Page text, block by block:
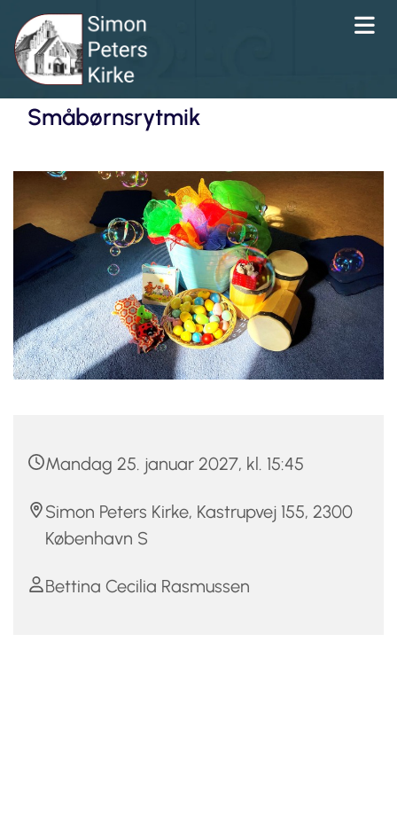
Småbørnsrytmik
Mandag 25. januar 2027, kl. 15:45
Simon Peters Kirke, Kastrupvej 155, 2300
København S
Bettina Cecilia Rasmussen